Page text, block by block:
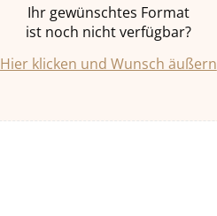
Ihr gewünschtes Format
ist noch nicht verfügbar?
Hier klicken und Wunsch äußern